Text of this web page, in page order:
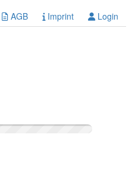
AGB Imprint Login